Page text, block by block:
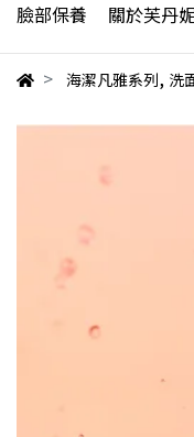
臉部保養 關於芙丹
海潔凡雅系列, 洗